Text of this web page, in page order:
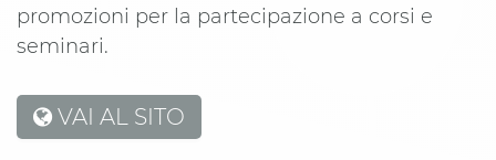
promozioni per la partecipazione a corsi e
seminari.
VAI AL SITO